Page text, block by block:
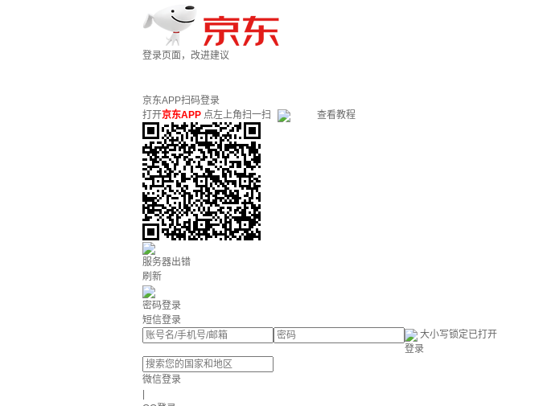
登录页面，改进建议
京东APP扫码登录
打开京东APP 点左上角扫一扫 查看教程
服务器出错
刷新
密码登录
短信登录
大小写锁定已打开
登录
微信登录